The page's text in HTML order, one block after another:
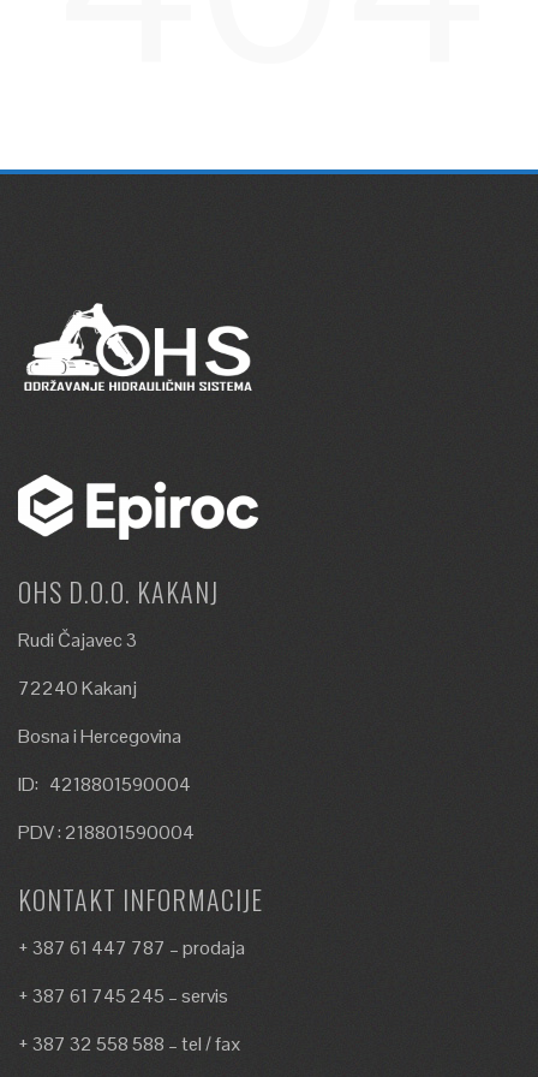
OHS D.O.O. KAKANJ
Rudi Čajavec 3
72240 Kakanj
Bosna i Hercegovina
ID: 4218801590004
PDV : 218801590004
KONTAKT INFORMACIJE
+ 387 61 447 787 – prodaja
+ 387 61 745 245 – servis
+ 387 32 558 588 – tel / fax